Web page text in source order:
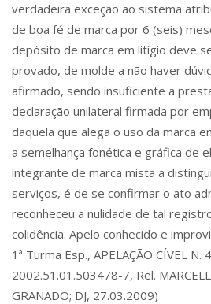
verdadeira exceção ao sistema
de boa fé de marca por 6 (seis)
depósito de marca em litígio deve
provado, de molde a não haver
afirmado, sendo insuficiente a
declaração unilateral firmada por
daquela que alega o uso da marca
a semelhança fonética e gráfica de
integrante de marca mista a
serviços, é de se confirmar o ato
reconheceu a nulidade de tal
colidência. Apelo conhecido e
1ª Turma Esp., APELAÇÃO CÍVEL N.
2002.51.01.503478-7, Rel.
GRANADO; DJ, 27.03.2009)